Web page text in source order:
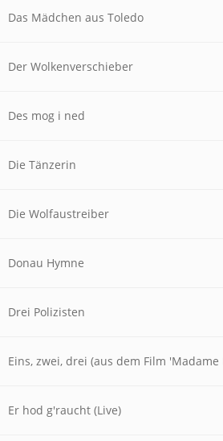
Das Mädchen aus Toledo
Der Wolkenverschieber
Des mog i ned
Die Tänzerin
Die Wolfaustreiber
Donau Hymne
Drei Polizisten
Eins, zwei, drei (aus dem Film
Er hod g'raucht (Live)